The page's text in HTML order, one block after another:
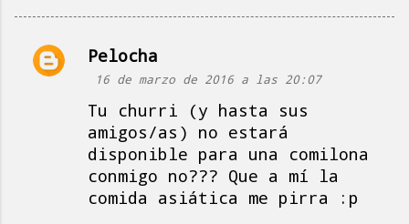
C
Pelocha
16 de marzo de 2016 a las 20:07
Tu churri (y hasta sus
amigos/as) no estará
disponible para una comilona
conmigo no??? Que a mí la
comida asiática me pirra :p